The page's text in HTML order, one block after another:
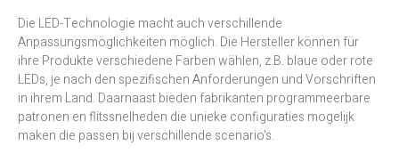
Die LED-Technologie macht auch verschillende
Anpassungsmöglichkeiten möglich. Die Hersteller können für
ihre Produkte verschiedene Farben wählen, z.B. blaue oder rote
LEDs, je nach den spezifischen Anforderungen und Vorschriften
in ihrem Land. Daarnaast bieden fabrikanten programmeerbare
patronen en flitssnelheden die unieke configuraties mogelijk
maken die passen bij verschillende scenario's.